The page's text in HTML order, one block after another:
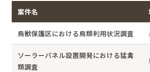
案件名
鳥獣保護区における鳥類利用状況調査
ソーラーパネル設置開発における猛禽
類調査